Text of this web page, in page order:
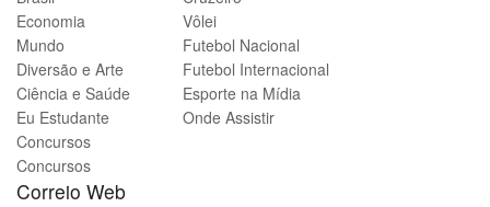
Economia
Mundo
Diversão e Arte
Ciência e Saúde
Eu Estudante
Concursos
Concursos
Correio Web
Vôlei
Futebol Nacional
Futebol Internacional
Esporte na Mídia
Onde Assistir